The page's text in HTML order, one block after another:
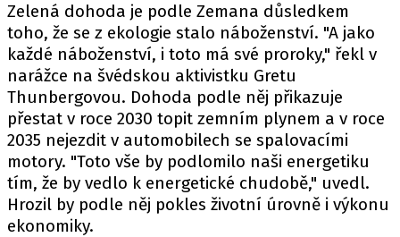
Zelená dohoda je podle Zemana důsledkem
toho, že se z ekologie stalo náboženství. "A jako
každé náboženství, i toto má své proroky," řekl v
narážce na švédskou aktivistku Gretu
Thunbergovou. Dohoda podle něj přikazuje
přestat v roce 2030 topit zemním plynem a v roce
2035 nejezdit v automobilech se spalovacími
motory. "Toto vše by podlomilo naši energetiku
tím, že by vedlo k energetické chudobě," uvedl.
Hrozil by podle něj pokles životní úrovně i výkonu
ekonomiky.